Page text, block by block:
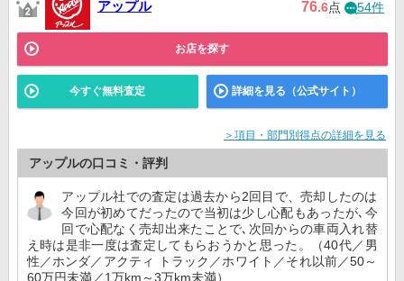
アップル 76.6点 54件
お店を探す
今すぐ無料査定 詳細を見る（公式サイト）
＞項目・部門別得点の詳細を見る
アップルの口コミ・評判
アップル社での査定は過去から2回目で、売却したのは
今回が初めてだったので当初は少し心配もあったが､今
回で心配なく売却出来たことで､次回からの車両入れ替
え時は是非一度は査定してもらおうかと思った。（40代／男
性／ホンダ／アクティ トラック／ホワイト／それ以前／50～
60万円未満／1万km～3万km未満）